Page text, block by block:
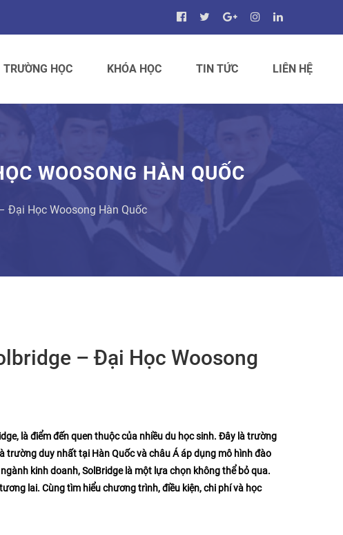
TRƯỜNG HỌC KHÓA HỌC TIN TỨC LIÊN HỆ
WOOSONG HÀN QUỐC
Đại Học Woosong Hàn Quốc
– Đại Học Woosong
là điểm đến quen thuộc của nhiều du học sinh. Đây là trường
duy nhất tại Hàn Quốc và châu Á áp dụng mô hình đào
kinh doanh, SolBridge là một lựa chọn không thể bỏ qua.
lai. Cùng tìm hiểu chương trình, điều kiện, chi phí và học